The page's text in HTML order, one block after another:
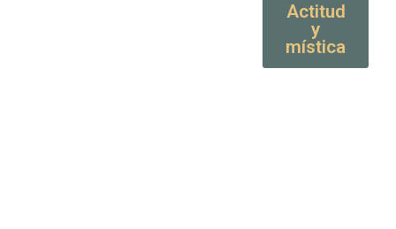
Actitud
y
mística